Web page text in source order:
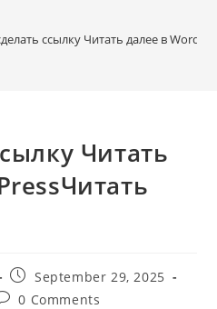
ссылку Читать далее в
Читать
Post
published:
September 29, 2025
0 Comments